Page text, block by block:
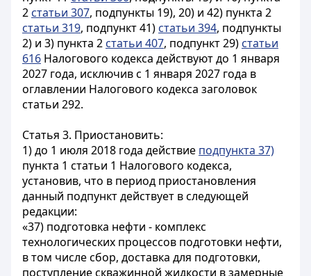
2 статьи 307, подпункты 19), 20) и 42) пункта 2
статьи 319, подпункт 41) статьи 394, подпункты
2) и 3) пункта 2 статьи 407, подпункт 29) статьи
616 Налогового кодекса действуют до 1 января
2027 года, исключив с 1 января 2027 года в
оглавлении Налогового кодекса заголовок
статьи 292.
Статья 3. Приостановить:
1) до 1 июля 2018 года действие подпункта 37)
пункта 1 статьи 1 Налогового кодекса,
установив, что в период приостановления
данный подпункт действует в следующей
редакции:
«37) подготовка нефти - комплекс
технологических процессов подготовки нефти,
в том числе сбор, доставка для подготовки,
поступление скважинной жидкости в замерные